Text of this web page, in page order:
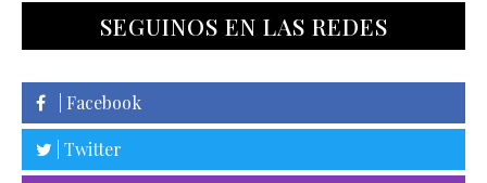
SEGUINOS EN LAS REDES
| Facebook
| Twitter